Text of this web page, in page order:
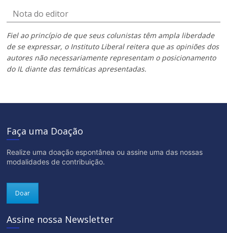
Nota do editor
Fiel ao princípio de que seus colunistas têm ampla liberdade
de se expressar, o Instituto Liberal reitera que as opiniões dos
autores não necessariamente representam o posicionamento
do IL diante das temáticas apresentadas.
Faça uma Doação
Realize uma doação espontânea ou assine uma das nossas
modalidades de contribuição.
Doar
Assine nossa Newsletter